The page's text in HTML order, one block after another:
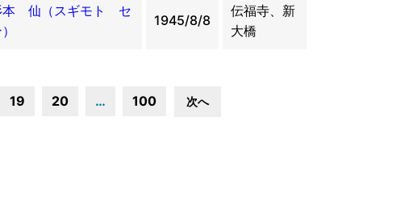
本 仙（スギモト セ
1945/8/8
伝福寺、新
大橋
19 20 … 100 次へ